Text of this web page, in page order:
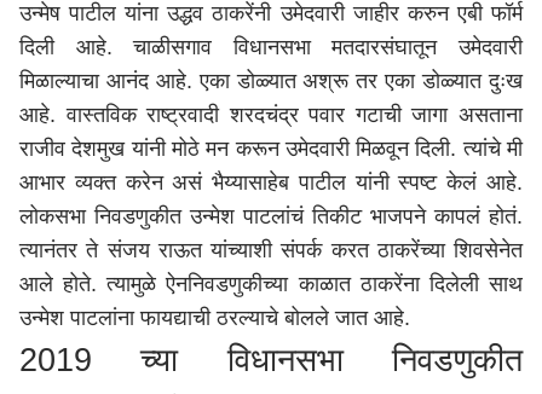
उन्मेष पाटील यांना उद्धव ठाकरेंनी उमेदवारी जाहीर करुन एबी फॉर्म
दिली आहे. चाळीसगाव विधानसभा मतदारसंघातून उमेदवारी
मिळाल्याचा आनंद आहे. एका डोळ्यात अश्रू तर एका डोळ्यात दुःख
आहे. वास्तविक राष्ट्रवादी शरदचंद्र पवार गटाची जागा असताना
राजीव देशमुख यांनी मोठे मन करून उमेदवारी मिळवून दिली. त्यांचे मी
आभार व्यक्त करेन असं भैय्यासाहेब पाटील यांनी स्पष्ट केलं आहे.
लोकसभा निवडणुकीत उन्मेश पाटलांचं तिकीट भाजपने कापलं होतं.
त्यानंतर ते संजय राऊत यांच्याशी संपर्क करत ठाकरेंच्या शिवसेनेत
आले होते. त्यामुळे ऐननिवडणुकीच्या काळात ठाकरेंना दिलेली साथ
उन्मेश पाटलांना फायद्याची ठरल्याचे बोलले जात आहे.
2019 च्या विधानसभा निवडणुकीत